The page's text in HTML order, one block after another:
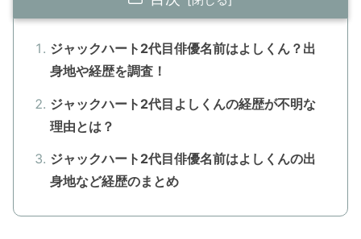
ジャックハート2代目俳優名前はよしくん？出
身地や経歴を調査！
ジャックハート2代目よしくんの経歴が不明な
理由とは？
ジャックハート2代目俳優名前はよしくんの出
身地など経歴のまとめ